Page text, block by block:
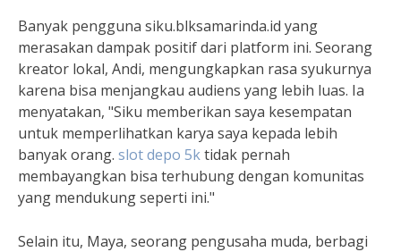
Banyak pengguna siku.blksamarinda.id yang
merasakan dampak positif dari platform ini. Seorang
kreator lokal, Andi, mengungkapkan rasa syukurnya
karena bisa menjangkau audiens yang lebih luas. Ia
menyatakan, "Siku memberikan saya kesempatan
untuk memperlihatkan karya saya kepada lebih
banyak orang. slot depo 5ktidak pernah
membayangkan bisa terhubung dengan komunitas
yang mendukung seperti ini."
Selain itu, Maya, seorang pengusaha muda, berbagi